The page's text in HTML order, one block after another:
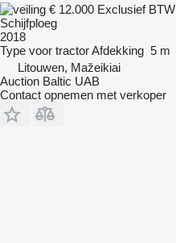
€ 12.000 Exclusief BTW
Schijfploeg
2018
Type voor tractorAfdekking 5 m
Litouwen, Mažeikiai
Auction Baltic UAB
Contact opnemen met verkoper